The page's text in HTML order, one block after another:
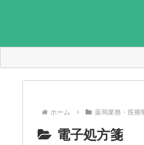
ホーム 薬局業務・医療
電子処方箋